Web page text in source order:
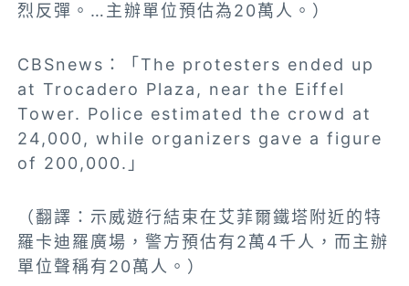
烈反彈。…主辦單位預估為20萬人。）
CBSnews：「The protesters ended up
at Trocadero Plaza, near the Eiffel
Tower. Police estimated the crowd at
24,000, while organizers gave a figure
of 200,000.」
（翻譯：示威遊行結束在艾菲爾鐵塔附近的特
羅卡迪羅廣場，警方預估有2萬4千人，而主辦
單位聲稱有20萬人。）